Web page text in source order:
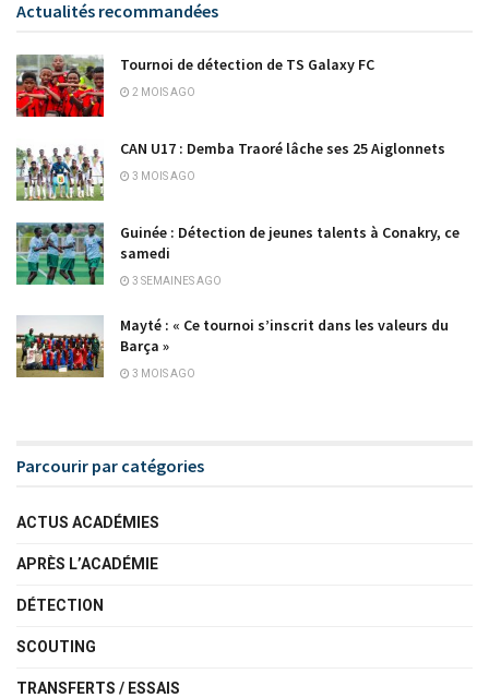
Actualités recommandées
Tournoi de détection de TS Galaxy FC
2 MOIS AGO
CAN U17 : Demba Traoré lâche ses 25 Aiglonnets
3 MOIS AGO
Guinée : Détection de jeunes talents à Conakry, ce
samedi
3 SEMAINES AGO
Mayté : « Ce tournoi s’inscrit dans les valeurs du
Barça »
3 MOIS AGO
Parcourir par catégories
ACTUS ACADÉMIES
APRÈS L’ACADÉMIE
DÉTECTION
SCOUTING
TRANSFERTS / ESSAIS